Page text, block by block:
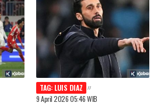
TAG: LUIS DIAZ
9 April 2026 05:46 WIB